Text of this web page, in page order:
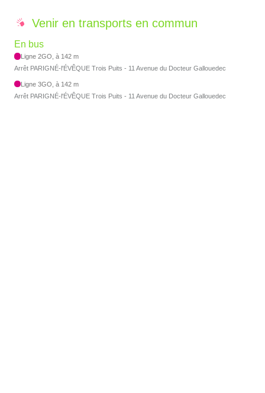
Venir en transports en commun
En bus
Ligne 2GO, à 142 m
Arrêt PARIGNÉ-l'ÉVÊQUE Trois Puits - 11 Avenue du Docteur Gallouedec
Ligne 3GO, à 142 m
Arrêt PARIGNÉ-l'ÉVÊQUE Trois Puits - 11 Avenue du Docteur Gallouedec